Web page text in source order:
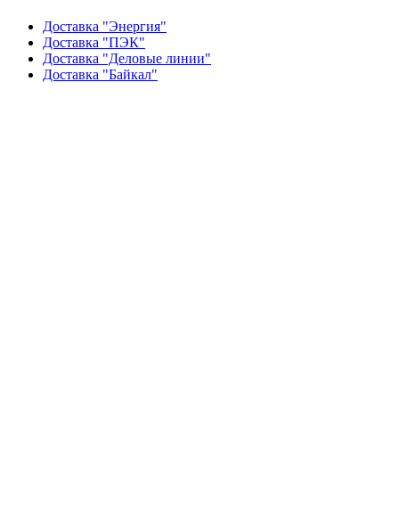
Доставка "Энергия"
Доставка "ПЭК"
Доставка "Деловые линии"
Доставка "Байкал"